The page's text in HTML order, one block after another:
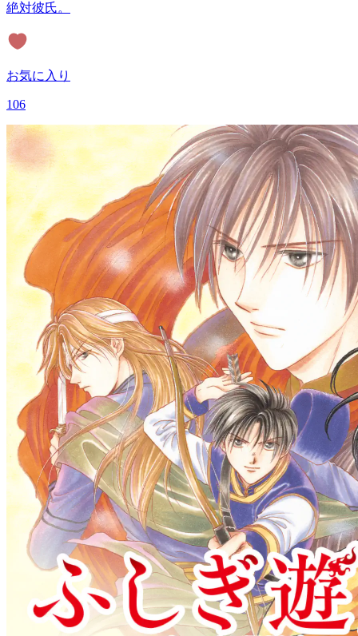
絶対彼氏。
お気に入り
106